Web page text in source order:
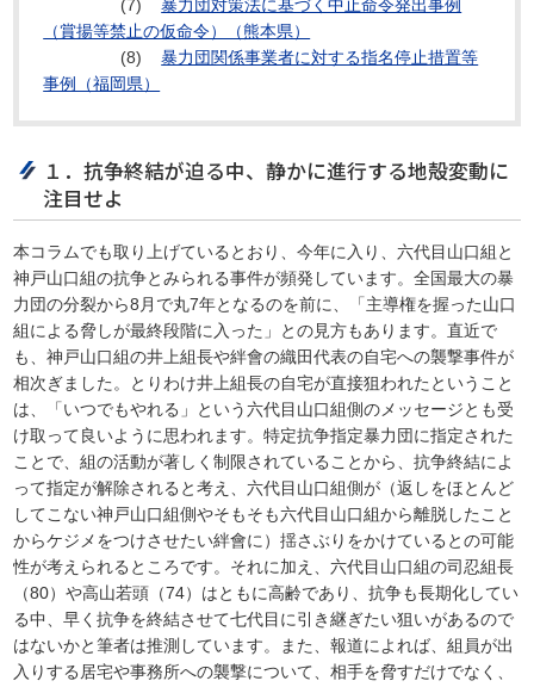
(7)
暴力団対策法に基づく中止命令発出事例
（賞揚等禁止の仮命令）（熊本県）
(8)
暴力団関係事業者に対する指名停止措置等
事例（福岡県）
１．抗争終結が迫る中、静かに進行する地殻変動に
注目せよ
本コラムでも取り上げているとおり、今年に入り、六代目山口組と
神戸山口組の抗争とみられる事件が頻発しています。全国最大の暴
力団の分裂から8月で丸7年となるのを前に、「主導権を握った山口
組による脅しが最終段階に入った」との見方もあります。直近で
も、神戸山口組の井上組長や絆會の織田代表の自宅への襲撃事件が
相次ぎました。とりわけ井上組長の自宅が直接狙われたということ
は、「いつでもやれる」という六代目山口組側のメッセージとも受
け取って良いように思われます。特定抗争指定暴力団に指定された
ことで、組の活動が著しく制限されていることから、抗争終結によ
って指定が解除されると考え、六代目山口組側が（返しをほとんど
してこない神戸山口組側やそもそも六代目山口組から離脱したこと
からケジメをつけさせたい絆會に）揺さぶりをかけているとの可能
性が考えられるところです。それに加え、六代目山口組の司忍組長
（80）や高山若頭（74）はともに高齢であり、抗争も長期化してい
る中、早く抗争を終結させて七代目に引き継ぎたい狙いがあるので
はないかと筆者は推測しています。また、報道によれば、組員が出
入りする居宅や事務所への襲撃について、相手を脅すだけでなく、